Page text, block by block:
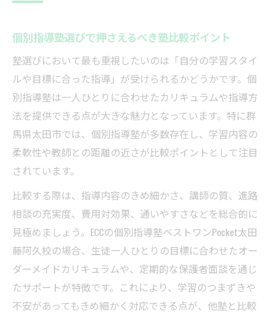
個別指導塾選びで押さえるべき塾比較ポイント
塾選びにおいて最も重視したいのは「自分の学習スタイ
ルや目標に合った指導」が受けられるかどうかです。個
別指導塾は一人ひとりに合わせたカリキュラムや指導方
法を提供できる点が大きな魅力となっています。特に群
馬県太田市では、個別指導塾が多数存在し、学習内容の
柔軟性や教師との距離の近さが比較ポイントとして注目
されています。
比較する際は、指導内容のきめ細かさ、講師の質、進路
相談の充実度、費用対効果、通いやすさなどを総合的に
見極めましょう。ECCの個別指導塾ベストワンPocket太田
藤阿久校の場合、生徒一人ひとりの目標に合わせたオー
ダーメイドカリキュラムや、定期的な保護者面談を通じ
たサポートが特徴です。これにより、学習のつまずきや
不安があってもきめ細かく対応できる点が、他塾と比較